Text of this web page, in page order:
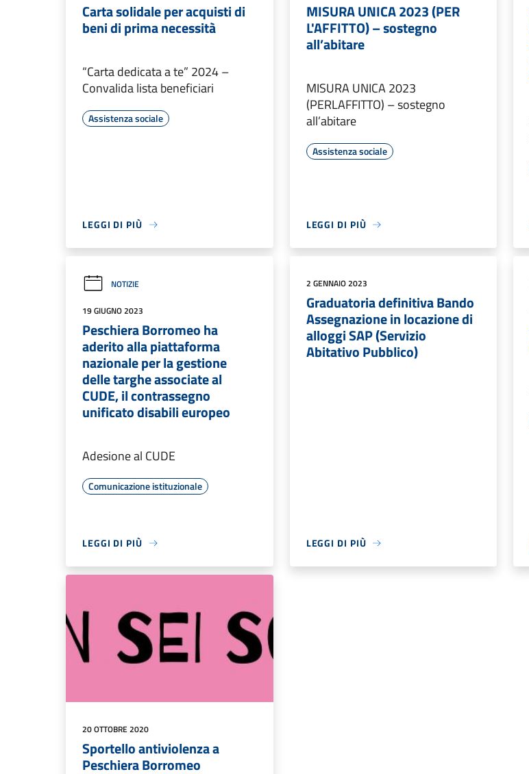
Carta solidale per acquisti di
beni di prima necessità
“Carta dedicata a te” 2024 –
Convalida lista beneficiari
Assistenza sociale
LEGGI DI PIÙ
MISURA UNICA 2023 (PER
L'AFFITTO) – sostegno
all’abitare
MISURA UNICA 2023
(PERLAFFITTO) – sostegno
all’abitare
Assistenza sociale
LEGGI DI PIÙ
NOTIZIE
19 GIUGNO 2023
Peschiera Borromeo ha
aderito alla piattaforma
nazionale per la gestione
delle targhe associate al
CUDE, il contrassegno
unificato disabili europeo
Adesione al CUDE
Comunicazione istituzionale
LEGGI DI PIÙ
2 GENNAIO 2023
Graduatoria definitiva Bando
Assegnazione in locazione di
alloggi SAP (Servizio
Abitativo Pubblico)
LEGGI DI PIÙ
20 OTTOBRE 2020
Sportello antiviolenza a
Peschiera Borromeo